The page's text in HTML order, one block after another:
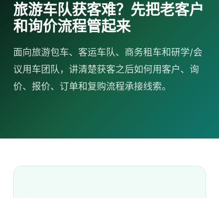
旅游车队获客难？先把老客户
和询价流程管起来
面向旅游包车、客运车队、商务租车和研学/会
议用车团队，讲清楚获客之后如何用客户、询
价、报价、订单和复购流程承接线索。